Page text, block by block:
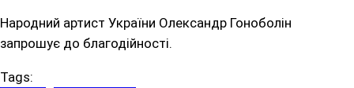
Народний артист України Олександр Гоноболін
запрошує до благодійності.
Tags: